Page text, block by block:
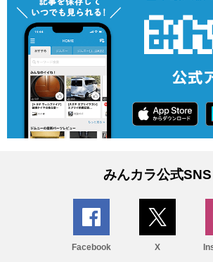
みんカラ公式SNS
Facebook X